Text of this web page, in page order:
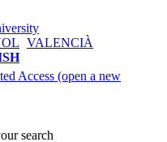
VALENCIÀ
Access (open a new
search